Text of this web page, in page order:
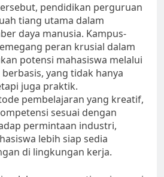
pendidikan perguruan
tiang utama dalam
daya manusia. Kampus-
peran krusial dalam
potensi mahasiswa melalui
yang tidak hanya
juga praktik.
pembelajaran yang kreatif,
sesuai dengan
permintaan industri,
lebih siap sedia
di lingkungan kerja.